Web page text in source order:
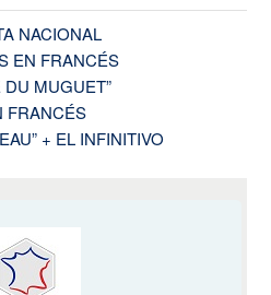
NACIONAL
EN FRANCÉS
DU MUGUET”
FRANCÉS
+ EL INFINITIVO